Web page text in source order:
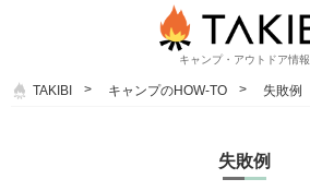
キャンプ・アウトドア情報
TAKIBI キャンプのHOW-TO 失敗例
失敗例